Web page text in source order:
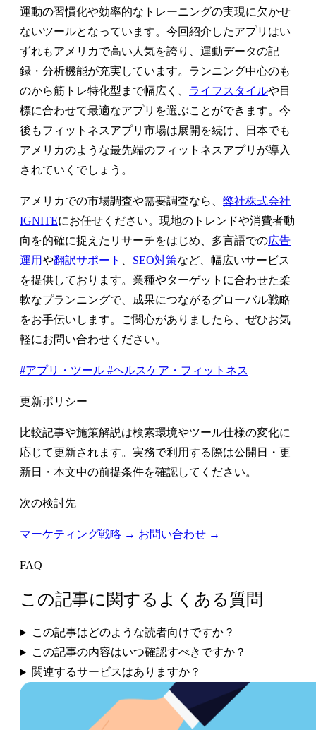
運動の習慣化や効率的なトレーニングの実現に欠かせ
ないツールとなっています。今回紹介したアプリはい
ずれもアメリカで高い人気を誇り、運動データの記
録・分析機能が充実しています。ランニング中心のも
のから筋トレ特化型まで幅広く、 ライフスタイルや目
標に合わせて最適なアプリを選ぶことができます。今
後もフィットネスアプリ市場は展開を続け、日本でも
アメリカのような最先端のフィットネスアプリが導入
されていくでしょう。
アメリカでの市場調査や需要調査なら、 弊社株式会社
IGNITEにお任せください。現地のトレンドや消費者動
向を的確に捉えたリサーチをはじめ、多言語での広告
運用や翻訳サポート SEO対策など、幅広いサービス
を提供しております。業種やターゲットに合わせた柔
軟なプランニングで、成果につながるグローバル戦略
をお手伝いします。ご関心がありましたら、ぜひお気
軽にお問い合わせください。
#アプリ・ツール #ヘルスケア・フィットネス
更新ポリシー
比較記事や施策解説は検索環境やツール仕様の変化に
応じて更新されます。実務で利用する際は公開日・更
新日・本文中の前提条件を確認してください。
次の検討先
マーケティング戦略 → お問い合わせ →
FAQ
この記事に関するよくある質問
この記事はどのような読者向けですか？
この記事の内容はいつ確認すべきですか？
関連するサービスはありますか？